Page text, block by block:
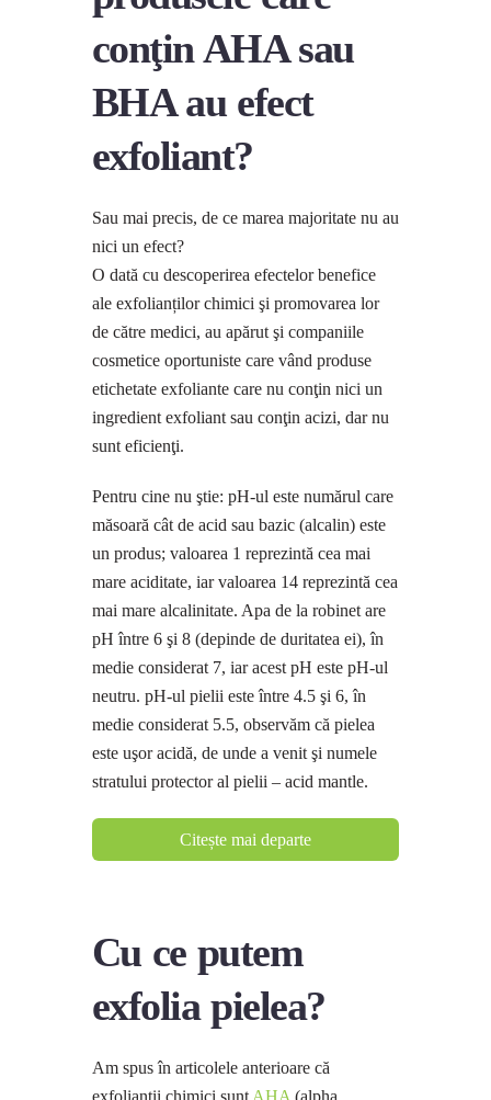
conţin AHA sau
BHA au efect
exfoliant?
Sau mai precis, de ce marea majoritate nu au
nici un efect?
O dată cu descoperirea efectelor benefice
ale exfolianților chimici şi promovarea lor
de către medici, au apărut şi companiile
cosmetice oportuniste care vând produse
etichetate exfoliante care nu conţin nici un
ingredient exfoliant sau conţin acizi, dar nu
sunt eficienţi.
Pentru cine nu ştie: pH-ul este numărul care
măsoară cât de acid sau bazic (alcalin) este
un produs; valoarea 1 reprezintă cea mai
mare aciditate, iar valoarea 14 reprezintă cea
mai mare alcalinitate. Apa de la robinet are
pH între 6 şi 8 (depinde de duritatea ei), în
medie considerat 7, iar acest pH este pH-ul
neutru. pH-ul pielii este între 4.5 şi 6, în
medie considerat 5.5, observăm că pielea
este uşor acidă, de unde a venit şi numele
stratului protector al pielii – acid mantle.
Citește mai departe
Cu ce putem
exfolia pielea?
Am spus în articolele anterioare că